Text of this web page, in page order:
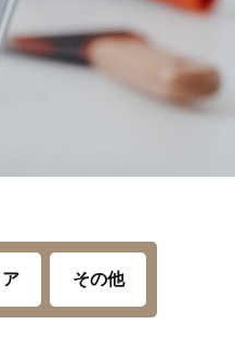
その他